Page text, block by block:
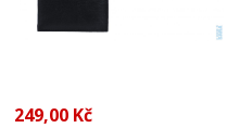
249,00 Kč